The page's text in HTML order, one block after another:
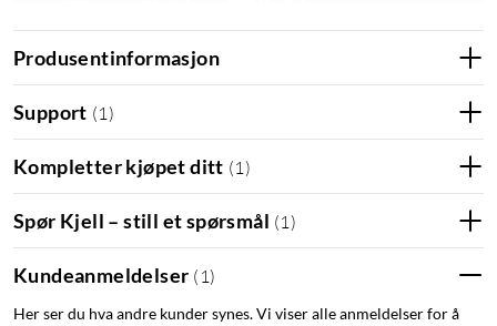
Kablet eller trådløs?
hjemmet ditt allerede har en termostat med trådløs tilkobling
til varmtvannsberederen, eller ingen termostat i det hele tatt.
Hvis hjemmet ditt har en vanlig termostat med kabel, som
stedet en Wired Smart Thermostat-startpakke
Produsentinformasjon
Support (1 )
Kompletter kjøpet ditt (1 )
Spør Kjell – still et spørsmål (1 )
Kundeanmeldelser ( 1 )
Her ser du hva andre kunder synes. Vi viser alle anmeldelser for å